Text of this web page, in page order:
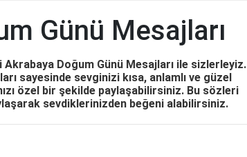
Günü Mesajları
Akrabaya Doğum Günü Mesajları ile sizlerleyiz.
sayesinde sevginizi kısa, anlamlı ve güzel
özel bir şekilde paylaşabilirsiniz. Bu sözleri
sevdiklerinizden beğeni alabilirsiniz.